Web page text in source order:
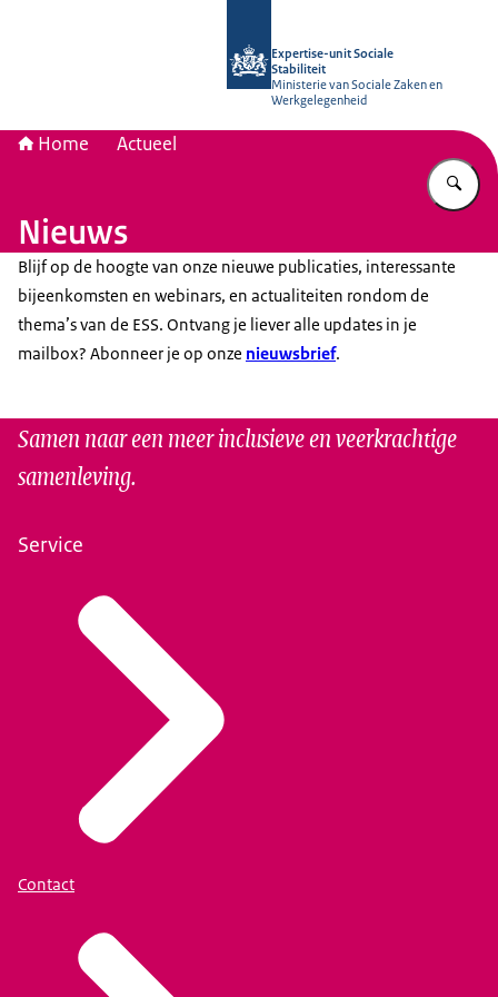
Expertise-unit Sociale
Stabiliteit
Ministerie van Sociale Zaken en
Werkgelegenheid
Home Actueel
Nieuws
Blijf op de hoogte van onze nieuwe publicaties, interessante
bijeenkomsten en webinars, en actualiteiten rondom de
thema’s van de ESS. Ontvang je liever alle updates in je
mailbox? Abonneer je op onze nieuwsbrief.
Samen naar een meer inclusieve en veerkrachtige
samenleving.
Service
Contact